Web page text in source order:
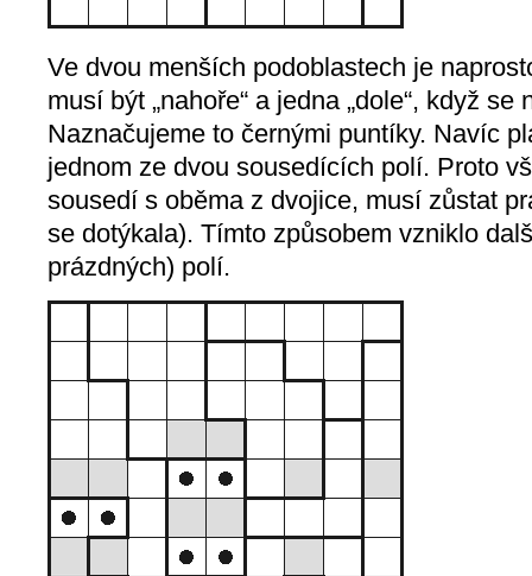
Ve dvou menších podoblastech je
musí být „nahoře“ a jedna „dole“, když se
Naznačujeme to černými puntíky. Navíc
jednom ze dvou sousedících polí. Proto
sousedí s oběma z dvojice, musí zůstat
se dotýkala). Tímto způsobem vzniklo
prázdných) polí.